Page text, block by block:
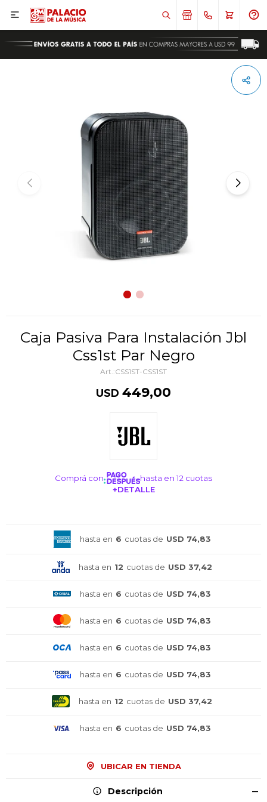

Caja Pasiva Para Instalación Jbl
Css1st Par Negro
CSS1ST-CSS1ST
USD 449,00
Comprá con
hasta en 12 cuotas
+DETALLE
hasta en 6 cuotas de USD 74,83
hasta en 12 cuotas de USD 37,42
hasta en 6 cuotas de USD 74,83
hasta en 6 cuotas de USD 74,83
hasta en 6 cuotas de USD 74,83
hasta en 6 cuotas de USD 74,83
hasta en 12 cuotas de USD 37,42
hasta en 6 cuotas de USD 74,83
UBICAR EN TIENDA
Descripción
¡Sumate a la forma más ágil de
Comprá en 3 cuotas sin recargo o hasta en
¡Sumate a la forma más ágil de
Comprá en 3 cuotas sin recargo o hasta en
¡Sumate a la forma más ágil de
Comprá en 3 cuotas sin recargo o hasta en